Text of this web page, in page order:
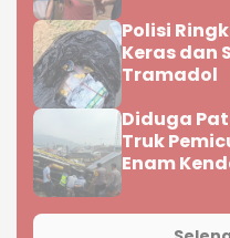
Polisi
Keras dan
Tramadol
Diduga
Truk
Enam